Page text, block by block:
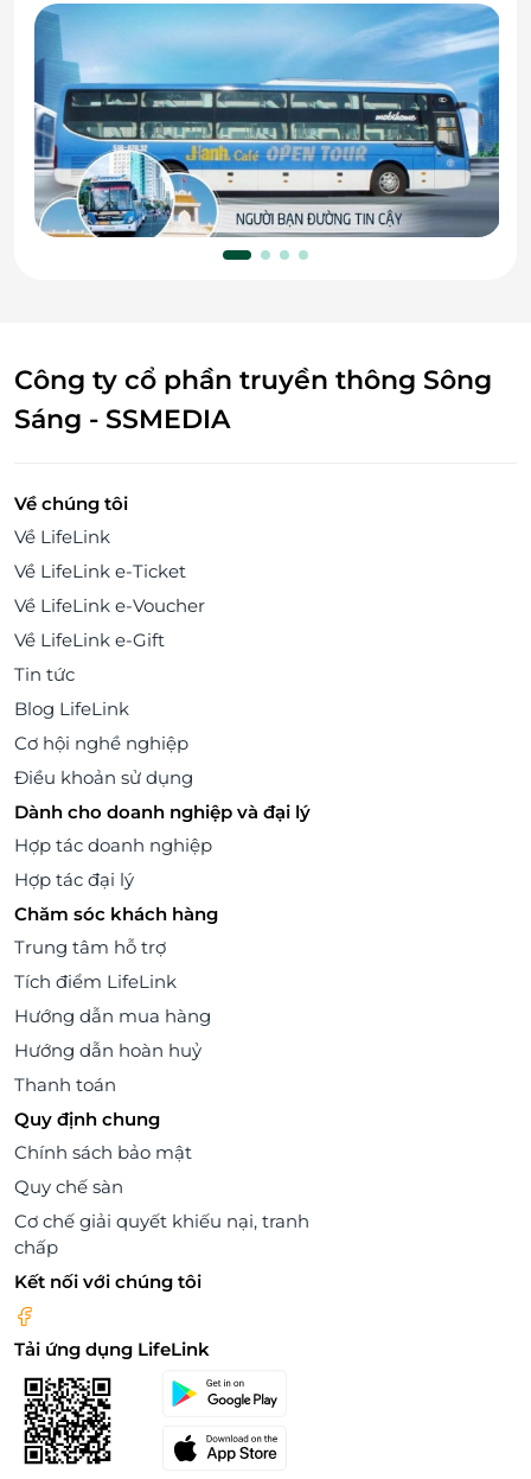
Công ty cổ phần truyền thông Sông
Sáng - SSMEDIA
Về chúng tôi
Về LifeLink
Về LifeLink e-Ticket
Về LifeLink e-Voucher
Về LifeLink e-Gift
Tin tức
Blog LifeLink
Cơ hội nghề nghiệp
Điều khoản sử dụng
Dành cho doanh nghiệp và đại lý
Hợp tác doanh nghiệp
Hợp tác đại lý
Chăm sóc khách hàng
Trung tâm hỗ trợ
Tích điểm LifeLink
Hướng dẫn mua hàng
Hướng dẫn hoàn huỷ
Thanh toán
Quy định chung
Chính sách bảo mật
Quy chế sàn
Cơ chế giải quyết khiếu nại, tranh
chấp
Kết nối với chúng tôi
Tải ứng dụng LifeLink